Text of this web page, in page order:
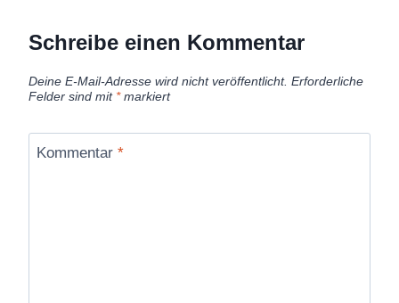
Schreibe einen Kommentar
Deine E-Mail-Adresse wird nicht veröffentlicht. Erforderliche
Felder sind mit *markiert
Kommentar *